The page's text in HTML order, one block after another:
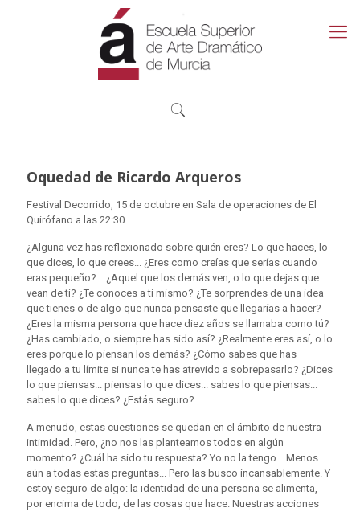
Oquedad de Ricardo Arqueros
Festival Decorrido, 15 de octubre en Sala de operaciones de El
Quirófano a las 22:30
¿Alguna vez has reflexionado sobre quién eres? Lo que haces, lo
que dices, lo que crees... ¿Eres como creías que serías cuando
eras pequeño?... ¿Aquel que los demás ven, o lo que dejas que
vean de ti? ¿Te conoces a ti mismo? ¿Te sorprendes de una idea
que tienes o de algo que nunca pensaste que llegarías a hacer?
¿Eres la misma persona que hace diez años se llamaba como tú?
¿Has cambiado, o siempre has sido así? ¿Realmente eres así, o lo
eres porque lo piensan los demás? ¿Cómo sabes que has
llegado a tu límite si nunca te has atrevido a sobrepasarlo? ¿Dices
lo que piensas... piensas lo que dices... sabes lo que piensas...
sabes lo que dices? ¿Estás seguro?
A menudo, estas cuestiones se quedan en el ámbito de nuestra
intimidad. Pero, ¿no nos las planteamos todos en algún
momento? ¿Cuál ha sido tu respuesta? Yo no la tengo... Menos
aún a todas estas preguntas... Pero las busco incansablemente. Y
estoy seguro de algo: la identidad de una persona se alimenta,
por encima de todo, de las cosas que hace. Nuestras acciones